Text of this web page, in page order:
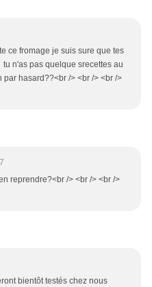
ce fromage je suis sure que tes
n'as pas quelque srecettes au
hasard??<br /> <br /> <br />
reprendre?<br /> <br /> <br />
bientôt testés chez nous